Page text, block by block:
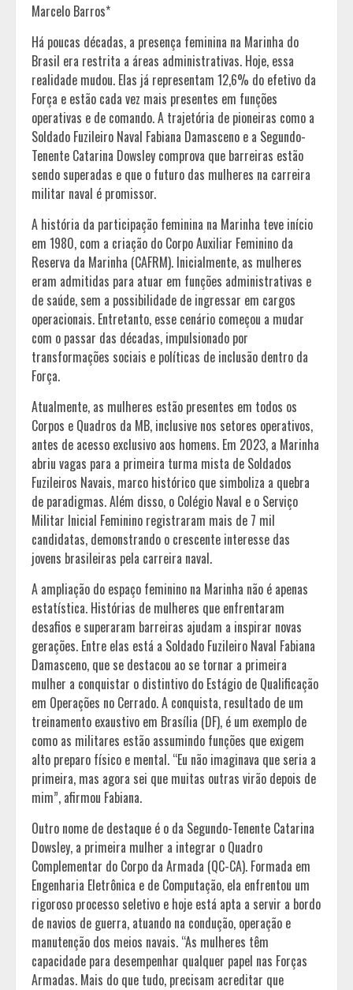
Marcelo Barros*
Há poucas décadas, a presença feminina na Marinha do
Brasil era restrita a áreas administrativas. Hoje, essa
realidade mudou. Elas já representam 12,6% do efetivo da
Força e estão cada vez mais presentes em funções
operativas e de comando. A trajetória de pioneiras como a
Soldado Fuzileiro Naval Fabiana Damasceno e a Segundo-
Tenente Catarina Dowsley comprova que barreiras estão
sendo superadas e que o futuro das mulheres na carreira
militar naval é promissor.
A história da participação feminina na Marinha teve início
em 1980, com a criação do Corpo Auxiliar Feminino da
Reserva da Marinha (CAFRM). Inicialmente, as mulheres
eram admitidas para atuar em funções administrativas e
de saúde, sem a possibilidade de ingressar em cargos
operacionais. Entretanto, esse cenário começou a mudar
com o passar das décadas, impulsionado por
transformações sociais e políticas de inclusão dentro da
Força.
Atualmente, as mulheres estão presentes em todos os
Corpos e Quadros da MB, inclusive nos setores operativos,
antes de acesso exclusivo aos homens. Em 2023, a Marinha
abriu vagas para a primeira turma mista de Soldados
Fuzileiros Navais, marco histórico que simboliza a quebra
de paradigmas. Além disso, o Colégio Naval e o Serviço
Militar Inicial Feminino registraram mais de 7 mil
candidatas, demonstrando o crescente interesse das
jovens brasileiras pela carreira naval.
A ampliação do espaço feminino na Marinha não é apenas
estatística. Histórias de mulheres que enfrentaram
desafios e superaram barreiras ajudam a inspirar novas
gerações. Entre elas está a Soldado Fuzileiro Naval Fabiana
Damasceno, que se destacou ao se tornar a primeira
mulher a conquistar o distintivo do Estágio de Qualificação
em Operações no Cerrado. A conquista, resultado de um
treinamento exaustivo em Brasília (DF), é um exemplo de
como as militares estão assumindo funções que exigem
alto preparo físico e mental. “Eu não imaginava que seria a
primeira, mas agora sei que muitas outras virão depois de
mim”, afirmou Fabiana.
Outro nome de destaque é o da Segundo-Tenente Catarina
Dowsley, a primeira mulher a integrar o Quadro
Complementar do Corpo da Armada (QC-CA). Formada em
Engenharia Eletrônica e de Computação, ela enfrentou um
rigoroso processo seletivo e hoje está apta a servir a bordo
de navios de guerra, atuando na condução, operação e
manutenção dos meios navais. “As mulheres têm
capacidade para desempenhar qualquer papel nas Forças
Armadas. Mais do que tudo, precisam acreditar que